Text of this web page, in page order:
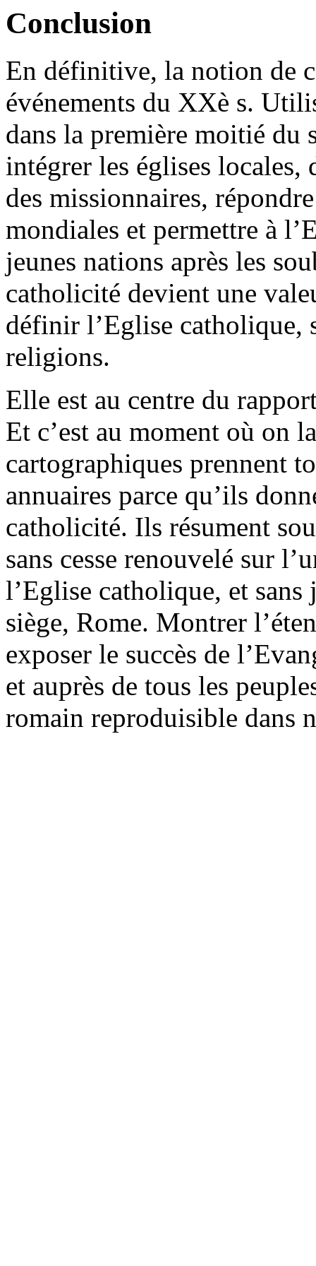
Conclusion
En définitive, la notion de
événements du XXè s.
dans la première moitié du
intégrer les églises
des missionnaires,
mondiales et permettre à
jeunes nations après les
catholicité devient une
définir l’Eglise catholique,
religions.
Elle est au centre du
Et c’est au moment où on
cartographiques prennent
annuaires parce qu’ils
catholicité. Ils résument
sans cesse renouvelé sur
l’Eglise catholique, et sans
siège, Rome. Montrer
exposer le succès de
et auprès de tous les
romain reproduisible dans